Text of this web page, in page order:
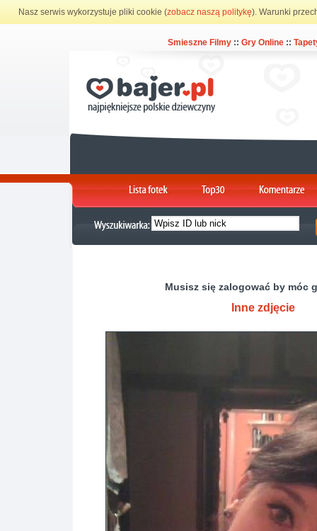
Nasz serwis wykorzystuje pliki cookie (zobacz naszą politykę). Warunki
Smieszne Filmy ::Gry Online ::
Musisz się zalogować by móc
Inne zdjęcie